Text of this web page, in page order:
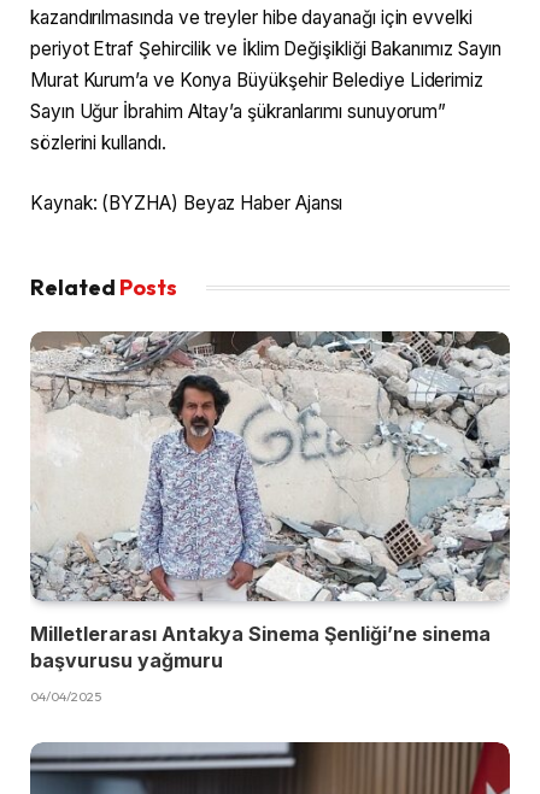
kazandırılmasında ve treyler hibe dayanağı için evvelki
periyot Etraf Şehircilik ve İklim Değişikliği Bakanımız Sayın
Murat Kurum’a ve Konya Büyükşehir Belediye Liderimiz
Sayın Uğur İbrahim Altay’a şükranlarımı sunuyorum”
sözlerini kullandı.
Kaynak: (BYZHA) Beyaz Haber Ajansı
Related Posts
Milletlerarası Antakya Sinema Şenliği’ne sinema
başvurusu yağmuru
04/04/2025